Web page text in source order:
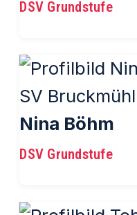
DSV Grundstufe
Nina Böhm
DSV Grundstufe